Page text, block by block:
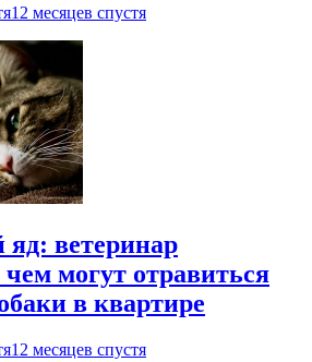
12 месяцев спустя
ветеринар
чем могут отравиться
в квартире
12 месяцев спустя